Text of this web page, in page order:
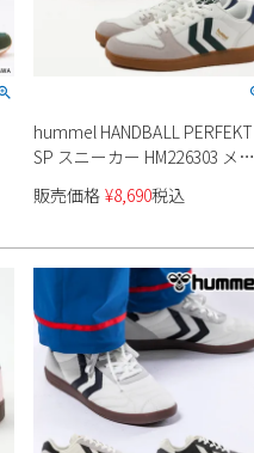
hummel HANDBALL PERFEKT
SP スニーカー HM226303 メン
ズ レディース ユニセックス
販売価格 ¥8,690税込